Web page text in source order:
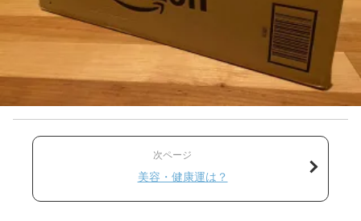
次ページ
美容・健康運は？